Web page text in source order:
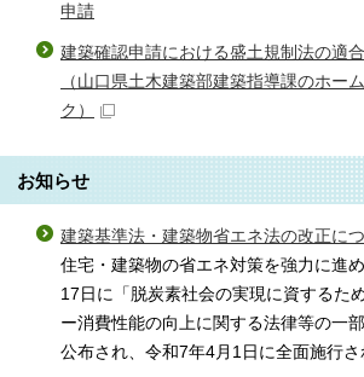
申請
建築確認申請における盛土規制法の適
（山口県土木建築部建築指導課のホーム
ク）
お知らせ
建築基準法・建築物省エネ法の改正に
住宅・建築物の省エネ対策を強力に進
17日に「脱炭素社会の実現に資するた
ー消費性能の向上に関する法律等の一
公布され、令和7年4月1日に全面施行さ